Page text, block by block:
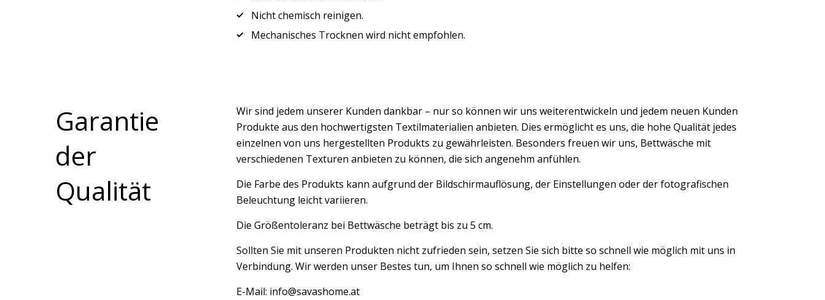
Nicht chemisch reinigen.
Mechanisches Trocknen wird nicht empfohlen.
Garantie
der
Qualität
Wir sind jedem unserer Kunden dankbar – nur so können wir uns weiterentwickeln und jedem neuen Kunden
Produkte aus den hochwertigsten Textilmaterialien anbieten. Dies ermöglicht es uns, die hohe Qualität jedes
einzelnen von uns hergestellten Produkts zu gewährleisten. Besonders freuen wir uns, Bettwäsche mit
verschiedenen Texturen anbieten zu können, die sich angenehm anfühlen.
Die Farbe des Produkts kann aufgrund der Bildschirmauflösung, der Einstellungen oder der fotografischen
Beleuchtung leicht variieren.
Die Größentoleranz bei Bettwäsche beträgt bis zu 5 cm.
Sollten Sie mit unseren Produkten nicht zufrieden sein, setzen Sie sich bitte so schnell wie möglich mit uns in
Verbindung. Wir werden unser Bestes tun, um Ihnen so schnell wie möglich zu helfen:
E-Mail: info@savashome.at